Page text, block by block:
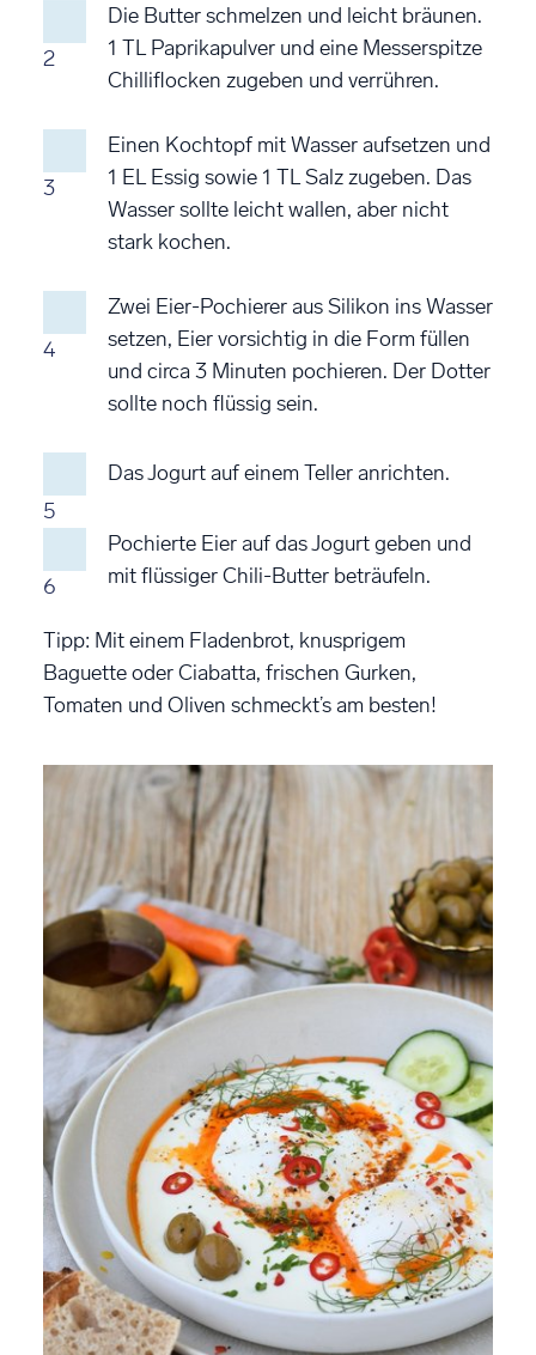
2
Die Butter schmelzen und leicht bräunen.
1 TL Paprikapulver und eine Messerspitze
Chilliflocken zugeben und verrühren.
3
Einen Kochtopf mit Wasser aufsetzen und
1 EL Essig sowie 1 TL Salz zugeben. Das
Wasser sollte leicht wallen, aber nicht
stark kochen.
4
Zwei Eier-Pochierer aus Silikon ins Wasser
setzen, Eier vorsichtig in die Form füllen
und circa 3 Minuten pochieren. Der Dotter
sollte noch flüssig sein.
5
Das Jogurt auf einem Teller anrichten.
6
Pochierte Eier auf das Jogurt geben und
mit flüssiger Chili-Butter beträufeln.
Tipp: Mit einem Fladenbrot, knusprigem
Baguette oder Ciabatta, frischen Gurken,
Tomaten und Oliven schmeckt’s am besten!